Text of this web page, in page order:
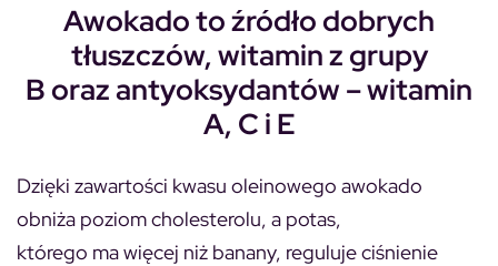
Awokado to źródło dobrych
tłuszczów, witamin z grupy
B oraz antyoksydantów – witamin
A, C i E
Dzięki zawartości kwasu oleinowego awokado
obniża poziom cholesterolu, a potas,
którego ma więcej niż banany, reguluje ciśnienie